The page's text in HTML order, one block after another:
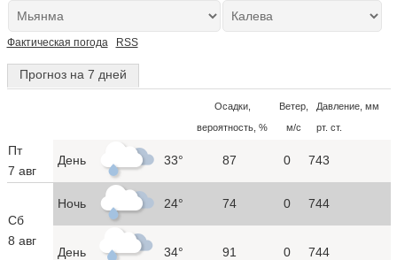
Фактическая погода RSS
Прогноз на 7 дней
Осадки,
вероятность, %
Ветер,
м/с
Давление, мм
рт. ст.
Пт
7 авг
День 33° 87 0 743
Сб
8 авг
Ночь 24° 74 0 744
День 34° 91 0 744